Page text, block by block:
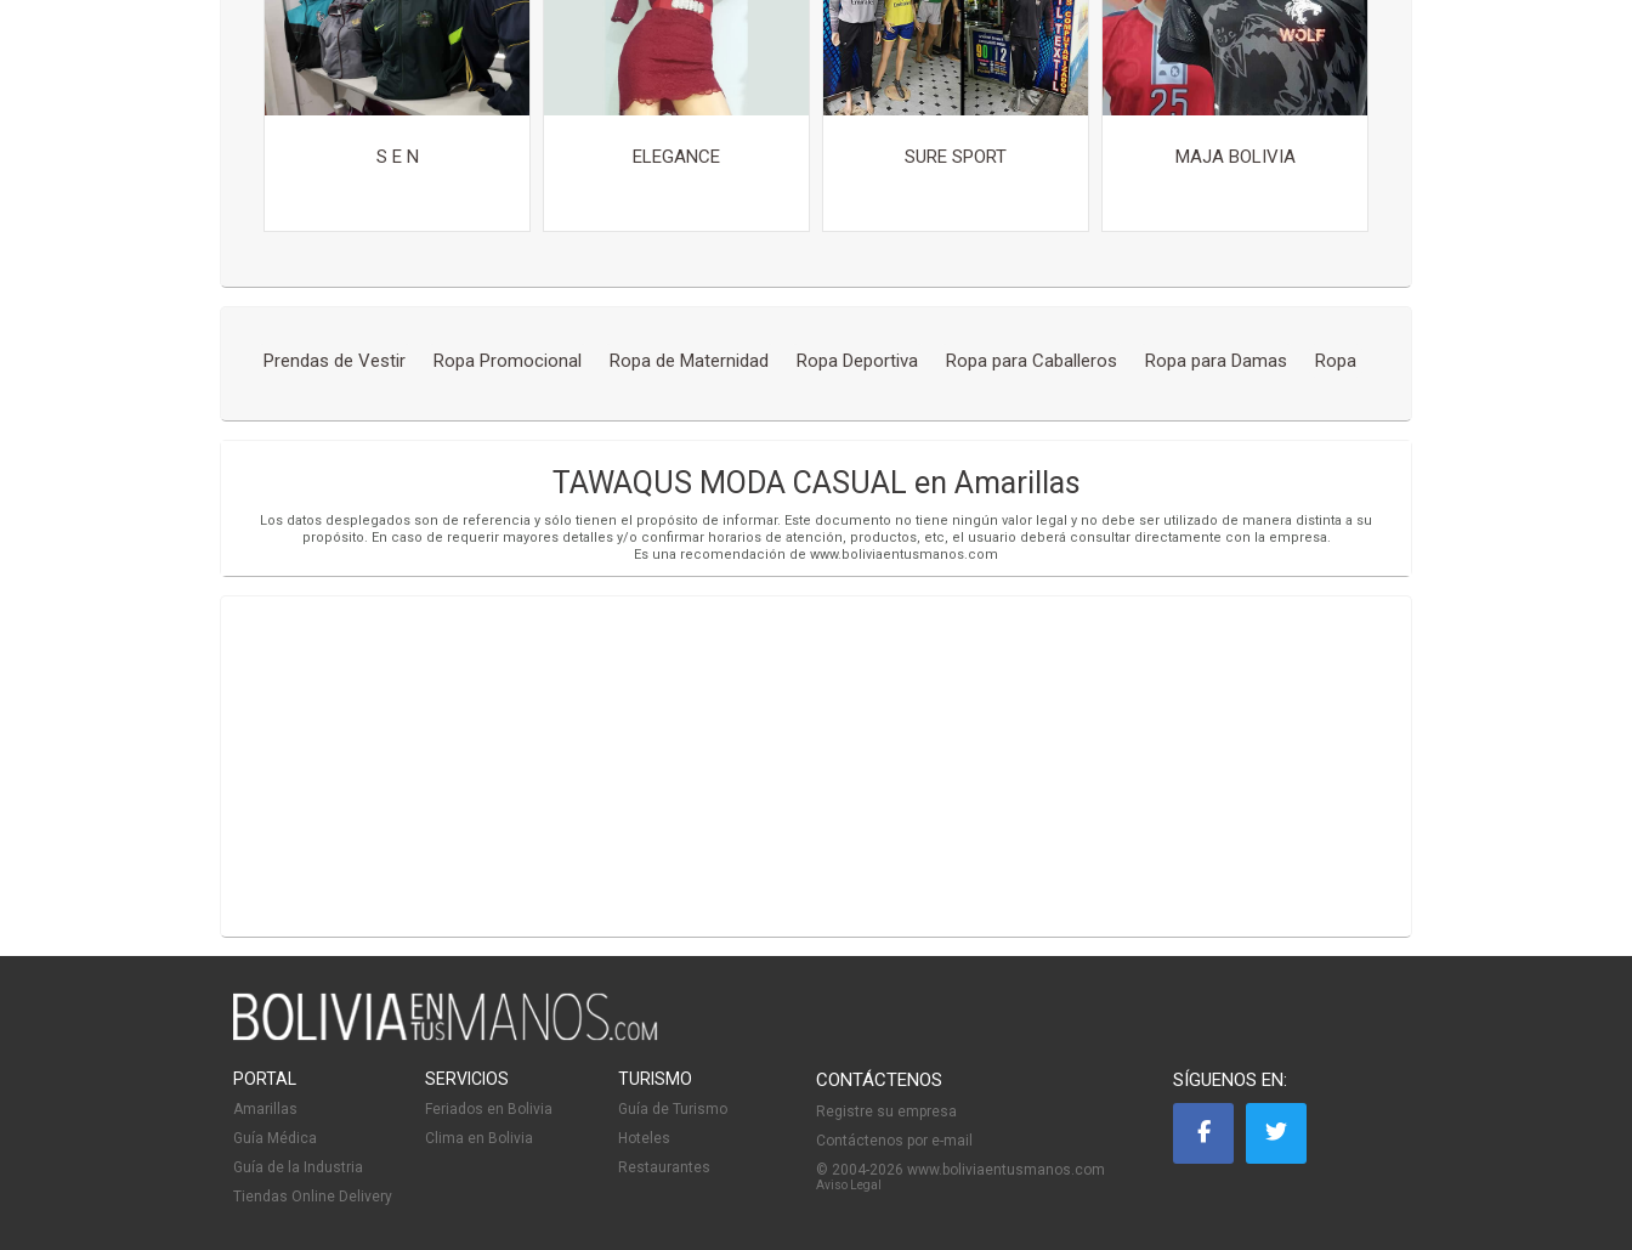
S E N ELEGANCE SURE SPORT MAJA BOLIVIA
Prendas de Vestir Ropa Promocional Ropa de Maternidad Ropa Deportiva Ropa para Caballeros Ropa para Damas Ropa
TAWAQUS MODA CASUAL en Amarillas
Los datos desplegados son de referencia y sólo tienen el propósito de informar. Este documento no tiene ningún valor legal y no debe ser utilizado de manera distinta a su
propósito. En caso de requerir mayores detalles y/o confirmar horarios de atención, productos, etc, el usuario deberá consultar directamente con la empresa.
Es una recomendación de www.boliviaentusmanos.com
PORTAL
Amarillas
Guía Médica
Guía de la Industria
Tiendas Online Delivery
SERVICIOS
Feriados en Bolivia
Clima en Bolivia
TURISMO
Guía de Turismo
Hoteles
Restaurantes
CONTÁCTENOS
Registre su empresa
Contáctenos por e-mail
© 2004-2026 www.boliviaentusmanos.com
Aviso Legal
SÍGUENOS EN: